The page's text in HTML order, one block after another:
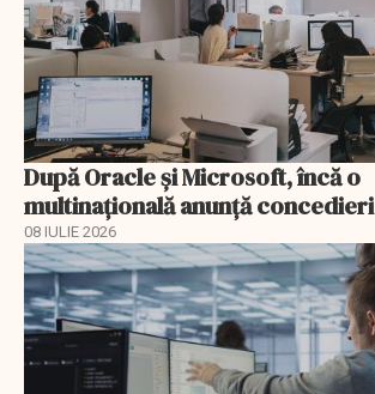
După Oracle şi Microsoft, încă o
multinaţională anunţă concedieri
08 IULIE 2026
EXCLUSIV